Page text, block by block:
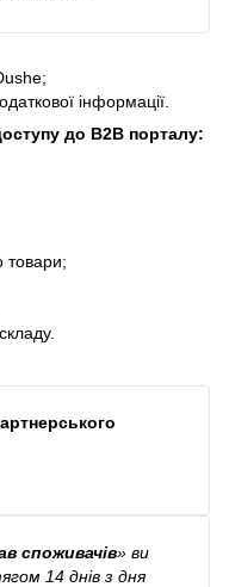
інформації.
до В2В порталу:
товари;
споживачів» ви
14 днів з дня